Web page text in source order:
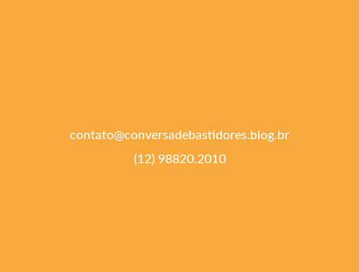
contato@conversadebastidores.blog.br
(12) 98820.2010